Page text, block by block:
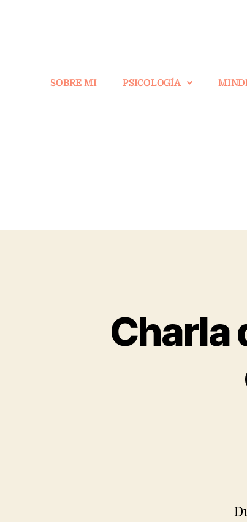
SOBRE MI PSICOLOGÍA
Charla